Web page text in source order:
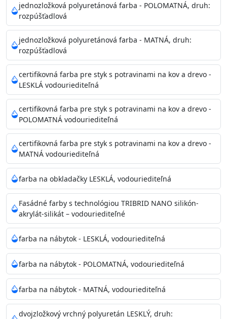
Povrchy musia byť hladké, čisté, suché, zbavené prachu,
mastnoty, solí a materiálov so zlou priľnavosťou. Otvory
alebo trhliny vyplňte
akrylovým tmelom Acrylic putty, Visto alebo Acrylic light
putty a prebrúste. Nové alebo porézne povrchy natreté
menej kvalitnými farbami
vždy penetrujte. Odporúčané penetračné nátery
Acrylan Unco, Gypsum board alebo Vitex Primer 100% a
na škvrny použite Blanco eco
riediteľné vodou.
Skladovanie
48 mesiacov v orig. uzavretých obaloch medzi 5°C až
25°C
jednozložková polyuretánová farba - POLOMATNÁ, druh:
rozpúšťadlová
jednozložková polyuretánová farba - MATNÁ, druh:
rozpúšťadlová
certifikovná farba pre styk s potravinami na kov a drevo -
LESKLÁ vodouriediteľná
certifikovná farba pre styk s potravinami na kov a drevo -
POLOMATNÁ vodouriediteľná
certifikovná farba pre styk s potravinami na kov a drevo -
MATNÁ vodouriediteľná
farba na obkladačky LESKLÁ, vodouriediteľná
Fasádné farby s technológiou TRIBRID NANO silikón-
akrylát-silikát – vodouriediteľné
farba na nábytok - LESKLÁ, vodouriediteľná
farba na nábytok - POLOMATNÁ, vodouriediteľná
farba na nábytok - MATNÁ, vodouriediteľná
dvojzložkový vrchný polyuretán LESKLÝ, druh: